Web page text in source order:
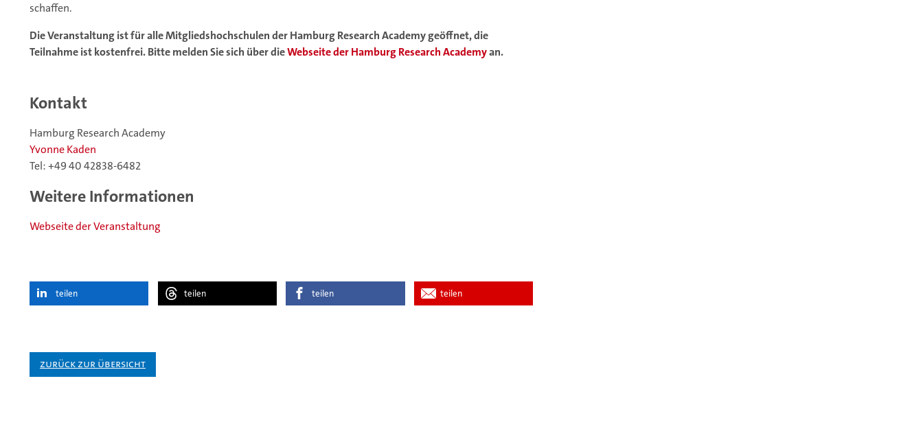
schaffen.
Die Veranstaltung ist für alle Mitgliedshochschulen der Hamburg Research Academy geöffnet, die
Teilnahme ist kostenfrei. Bitte melden Sie sich über dieWebseite der Hamburg Research Academyan.
Kontakt
Hamburg Research Academy
Yvonne Kaden
Tel: +49 40 42838-6482
Weitere Informationen
Webseite der Veranstaltung
teilen teilen teilen teilen
Zurück zur Übersicht